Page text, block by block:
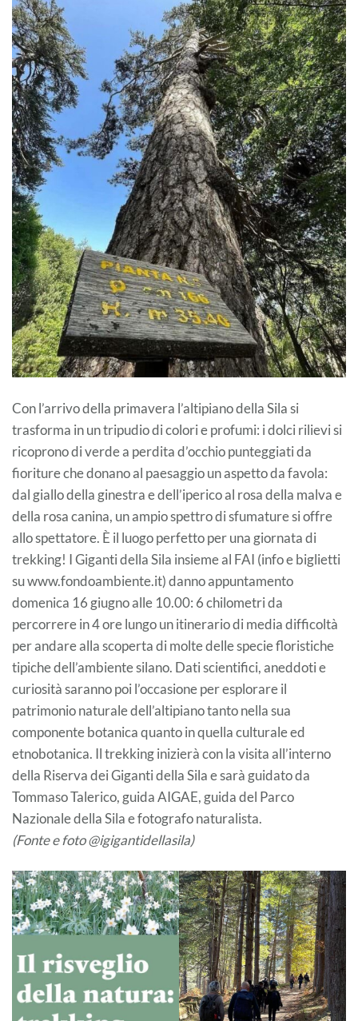
Con l’arrivo della primavera l’altipiano della Sila si
trasforma in un tripudio di colori e profumi: i dolci rilievi si
ricoprono di verde a perdita d’occhio punteggiati da
fioriture che donano al paesaggio un aspetto da favola:
dal giallo della ginestra e dell’iperico al rosa della malva e
della rosa canina, un ampio spettro di sfumature si offre
allo spettatore. È il luogo perfetto per una giornata di
trekking! I Giganti della Sila insieme al FAI (info e biglietti
su www.fondoambiente.it) danno appuntamento
domenica 16 giugno alle 10.00: 6 chilometri da
percorrere in 4 ore lungo un itinerario di media difficoltà
per andare alla scoperta di molte delle specie floristiche
tipiche dell’ambiente silano. Dati scientifici, aneddoti e
curiosità saranno poi l’occasione per esplorare il
patrimonio naturale dell’altipiano tanto nella sua
componente botanica quanto in quella culturale ed
etnobotanica. Il trekking inizierà con la visita all’interno
della Riserva dei Giganti della Sila e sarà guidato da
Tommaso Talerico, guida AIGAE, guida del Parco
Nazionale della Sila e fotografo naturalista.
(Fonte e foto @igigantidellasila)